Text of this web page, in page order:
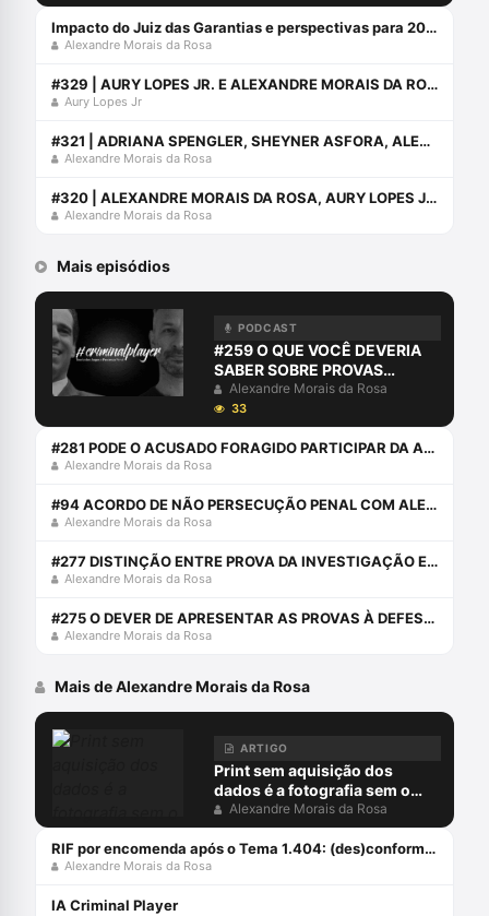
Impacto do Juiz das Garantias e perspectivas para 2024 com Alexandre Morais da Rosa e Aury Lopes Jr
Alexandre Morais da Rosa
#329 | AURY LOPES JR. E ALEXANDRE MORAIS DA ROSA ENTREVISTAM RODRIGO FAUCZ
Aury Lopes Jr
#321 | ADRIANA SPENGLER, SHEYNER ASFORA, ALEXANDRE MORAIS DA ROSA E AURY LOPES JR CONVERSAM SOBRE O EBAC (EVENTO DA ABRACRIM)
Alexandre Morais da Rosa
#320 | ALEXANDRE MORAIS DA ROSA, AURY LOPES JR, JOAQUIM NETO E LORENZO PARODI
Alexandre Morais da Rosa
Mais episódios
PODCAST
#259 O QUE VOCÊ DEVERIA
SABER SOBRE PROVAS
DIGITAIS
Alexandre Morais da Rosa
33
#281 PODE O ACUSADO FORAGIDO PARTICIPAR DA AUDIÊNCIA ONLINE?
Alexandre Morais da Rosa
#94 ACORDO DE NÃO PERSECUÇÃO PENAL COM ALEXANDRE E JOÃO PORTO SILVÉRIO JÚNIOR
Alexandre Morais da Rosa
#277 DISTINÇÃO ENTRE PROVA DA INVESTIGAÇÃO E PROVA JUDICIAL
Alexandre Morais da Rosa
#275 O DEVER DE APRESENTAR AS PROVAS À DEFESA: CHERRY PICKING PROBATÓRIO
Alexandre Morais da Rosa
Mais de Alexandre Morais da Rosa
ARTIGO
Print sem aquisição dos
dados é a fotografia sem o
negativo
Alexandre Morais da Rosa
RIF por encomenda após o Tema 1.404: (des)conformidades
Alexandre Morais da Rosa
IA Criminal Player